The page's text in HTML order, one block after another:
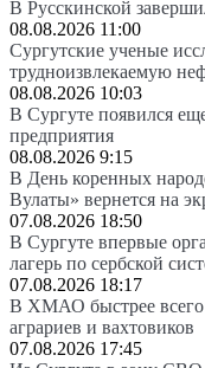
В Русскинской
08.08.2026 11:00
Сургутские ученые
трудноизвлекаемую
08.08.2026 10:03
В Сургуте появился
предприятия
08.08.2026 9:15
В День коренных
Вулаты» вернется на
07.08.2026 18:50
В Сургуте впервые
лагерь по сербской
07.08.2026 18:17
В ХМАО быстрее всего
аграриев и вахтовиков
07.08.2026 17:45